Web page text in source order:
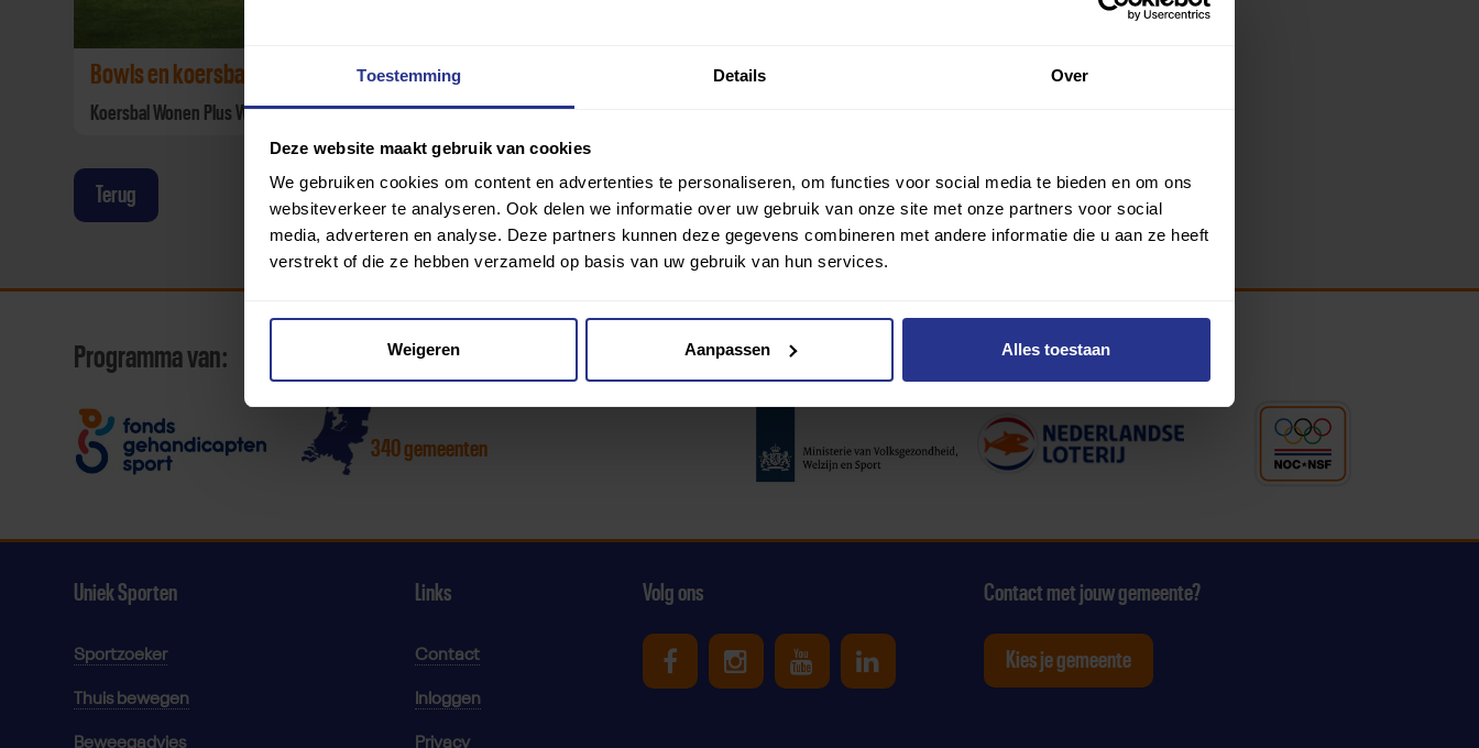
Toestemming Details Over
Deze website maakt gebruik van cookies
We gebruiken cookies om content en advertenties te personaliseren, om functies voor social media te bieden en om ons
websiteverkeer te analyseren. Ook delen we informatie over uw gebruik van onze site met onze partners voor social
media, adverteren en analyse. Deze partners kunnen deze gegevens combineren met andere informatie die u aan ze heeft
verstrekt of die ze hebben verzameld op basis van uw gebruik van hun services.
Weigeren Aanpassen Alles toestaan
Bowls en koersbal
Koersbal Wonen Plus Welzijn
Terug
Programma van:
340 gemeenten
Partners:
Uniek Sporten
Sportzoeker
Thuis bewegen
Beweegadvies
Links
Contact
Inloggen
Privacy
Volg ons
Uniek Sporten op Facebook
Uniek Sporten op Instagram
Uniek Sporten op Youtube
Uniek Sporten op Linkedin
Contact met jouw gemeente?
Kies je gemeente